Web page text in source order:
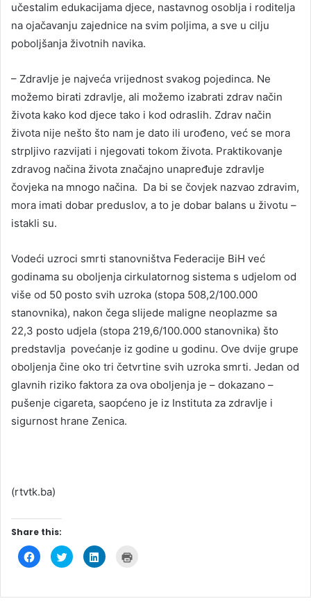
učestalim edukacijama djece, nastavnog osoblja i roditelja
na ojačavanju zajednice na svim poljima, a sve u cilju
poboljšanja životnih navika.
– Zdravlje je najveća vrijednost svakog pojedinca. Ne
možemo birati zdravlje, ali možemo izabrati zdrav način
života kako kod djece tako i kod odraslih. Zdrav način
života nije nešto što nam je dato ili urođeno, već se mora
strpljivo razvijati i njegovati tokom života. Praktikovanje
zdravog načina života značajno unapređuje zdravlje
čovjeka na mnogo načina. Da bi se čovjek nazvao zdravim,
mora imati dobar preduslov, a to je dobar balans u životu –
istakli su.
Vodeći uzroci smrti stanovništva Federacije BiH već
godinama su oboljenja cirkulatornog sistema s udjelom od
više od 50 posto svih uzroka (stopa 508,2/100.000
stanovnika), nakon čega slijede maligne neoplazme sa
22,3 posto udjela (stopa 219,6/100.000 stanovnika) što
predstavlja povećanje iz godine u godinu. Ove dvije grupe
oboljenja čine oko tri četvrtine svih uzroka smrti. Jedan od
glavnih riziko faktora za ova oboljenja je – dokazano –
pušenje cigareta, saopćeno je iz Instituta za zdravlje i
sigurnost hrane Zenica.
(rtvtk.ba)
Share this:
C
l
t
C
l
t
C
l
t t